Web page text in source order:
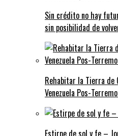
Sin crédito no hay
sin posibilidad de
Rehabitar la Tierra de
Venezuela Pos-
Estirpe de sol y fe –